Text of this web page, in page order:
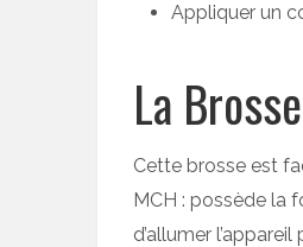
Appliquer un
La
Cette brosse est
MCH : possède la
d’allumer